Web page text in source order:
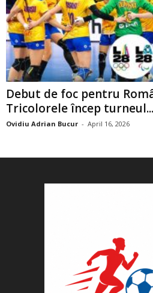
Debut de foc pentru
Tricolorele încep turneul...
Ovidiu Adrian Bucur - April 16, 2026